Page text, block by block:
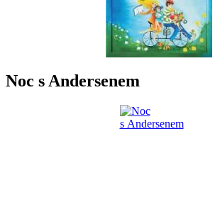
Noc s Andersenem